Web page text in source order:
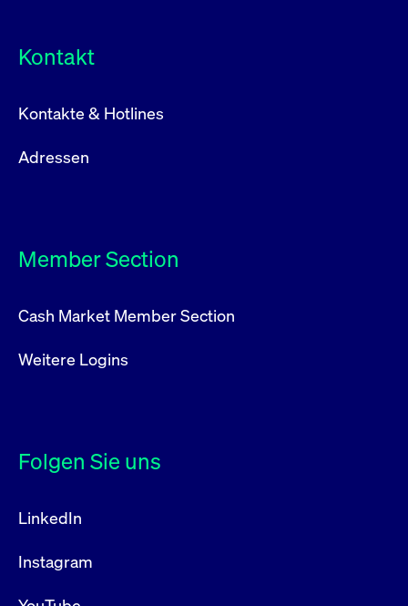
Kontakt
Kontakte & Hotlines
Adressen
Member Section
Cash Market Member Section
Weitere Logins
Folgen Sie uns
LinkedIn
Instagram